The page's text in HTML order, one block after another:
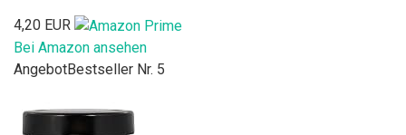
4,20 EUR
Bei Amazon ansehen
AngebotBestseller Nr. 5